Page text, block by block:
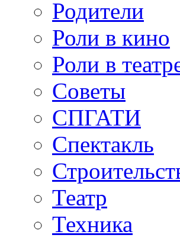
Родители
Роли в кино
Роли в
Советы
СПГАТИ
Спектакль
Театр
Техника